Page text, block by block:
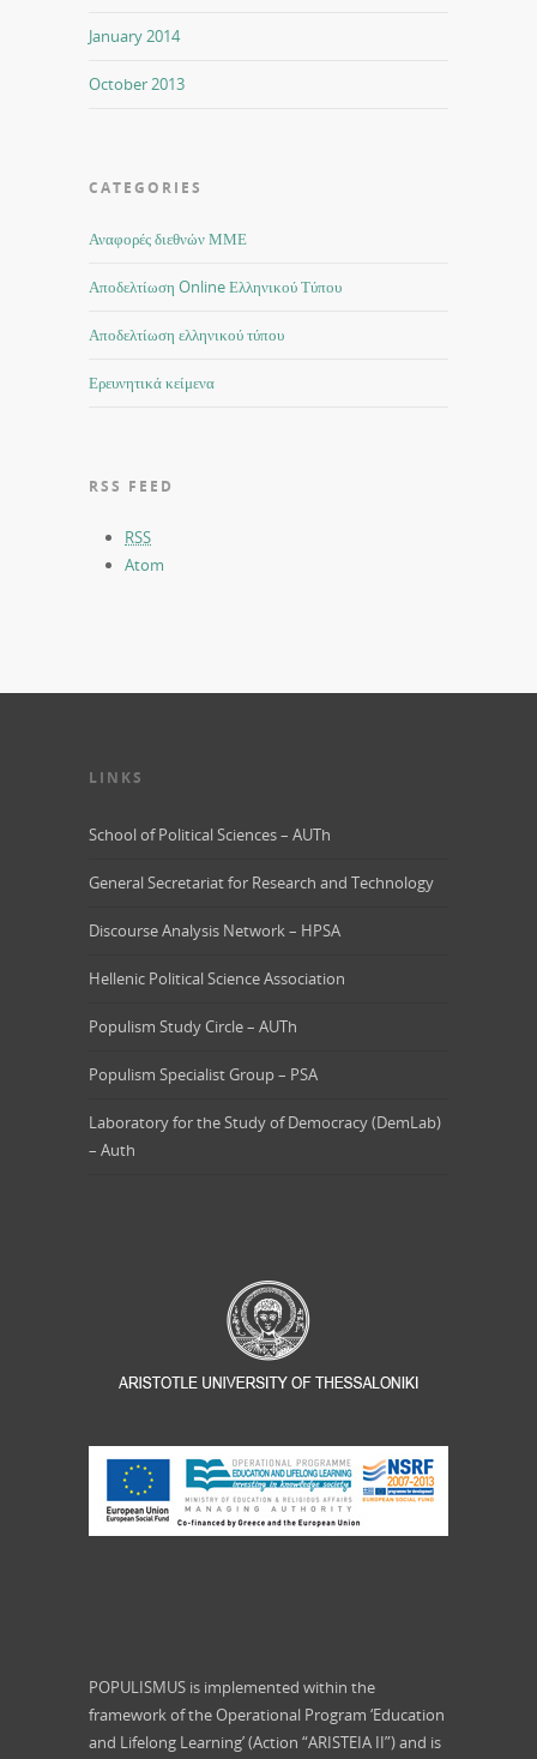
January 2014
October 2013
CATEGORIES
Αναφορές διεθνών ΜΜΕ
Αποδελτίωση Online Ελληνικού Τύπου
Αποδελτίωση ελληνικού τύπου
Ερευνητικά κείμενα
RSS FEED
RSS
Atom
LINKS
School of Political Sciences – AUTh
General Secretariat for Research and Technology
Discourse Analysis Network – HPSA
Hellenic Political Science Association
Populism Study Circle – AUTh
Populism Specialist Group – PSA
Laboratory for the Study of Democracy (DemLab)
– Auth
POPULISMUS is implemented within the
framework of the Operational Program ‘Education
and Lifelong Learning’ (Action “ARISTEIA II”) and is